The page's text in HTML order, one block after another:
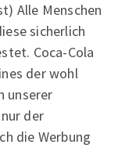
Alle Menschen
sicherlich
Coca-Cola
der wohl
unserer
der
die Werbung